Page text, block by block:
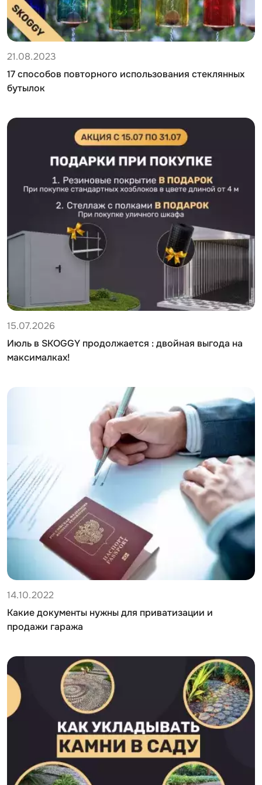
21.08.2023
17 способов повторного использования стеклянных
бутылок
15.07.2026
Июль в SKOGGY продолжается : двойная выгода на
максималках!
14.10.2022
Какие документы нужны для приватизации и
продажи гаража